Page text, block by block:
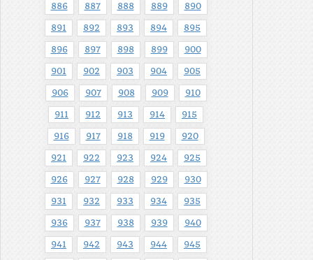
886 887 888 889 890
891 892 893 894 895
896 897 898 899 900
901 902 903 904 905
906 907 908 909 910
911 912 913 914 915
916 917 918 919 920
921 922 923 924 925
926 927 928 929 930
931 932 933 934 935
936 937 938 939 940
941 942 943 944 945